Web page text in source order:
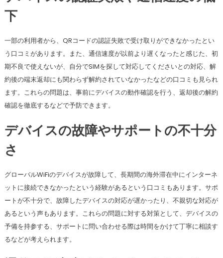
下
一部の利用者から、QRコードの認証失敗で受け取りができなかったとい
う口コミがあります。また、通信速度が以前より遅くなったと感じた、初
期不良で使えないが、自分でSIMを探して対応してくださいとの対応、解
約後の端末返却にも関わらず解約されていなかったなどの口コミも見られ
ます。これらの問題は、事前にデバイスの動作確認を行う、返却後の解約
確認を徹底するなどで予防できます。
デバイスの故障やサポートの不十分
さ
グローバルWiFiのデバイスが故障して、長期間の海外滞在中にインターネ
ットに接続できなかったという経験があるという口コミもあります。サポ
ートが不十分で、故障したデバイスの対応が遅かったり、不親切な対応が
あるという声もあります。これらの問題に対する対策として、デバイスの
予備を持参する、サポートに問い合わせる際は時間をかけて丁寧に相談す
るなどが考えられます。